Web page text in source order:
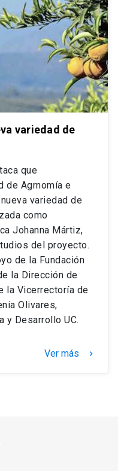
variedad de
que
de Agrnomía e
variedad de
como
Johanna Mártiz,
del proyecto.
de la Fundación
la Dirección de
la Vicerrectoría de
Olivares,
y Desarrollo UC.
Ver más keyboard_arrow_right